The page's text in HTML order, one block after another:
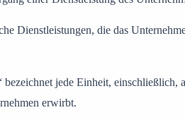
Dienstleistungen, die das
bezeichnet jede Einheit,
erwirbt.